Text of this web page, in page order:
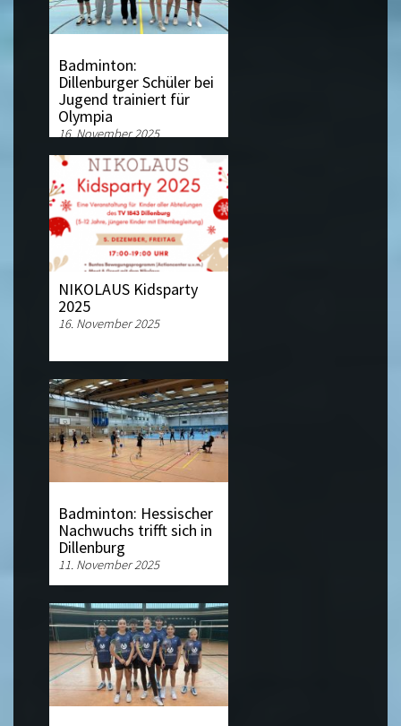
Badminton:
Dillenburger Schüler bei
Jugend trainiert für
Olympia
16. November 2025
NIKOLAUS Kidsparty
2025
16. November 2025
Badminton: Hessischer
Nachwuchs trifft sich in
Dillenburg
11. November 2025